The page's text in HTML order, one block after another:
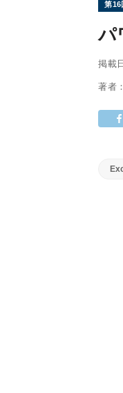
第16
パ
掲載
著者